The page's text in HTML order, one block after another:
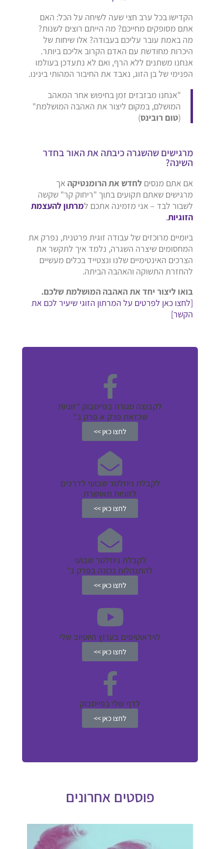
הקדישו בכל ערב חצי שעה לשיחה על הכל: האם
אתם מסופקים מחייכם? מה הייתם רוצים לשנות?
מה באמת עובר עליכם בעבודה? אלו שיחות של
היכרות מחודשת עם האדם הקרוב אליכם ביותר.
אנחנו משתנים ללא הרף, ואם לא נתעדכן בעולמו
הפנימי של בן הזוג, נאבד את החיבור המהותי בינינו.
"אנחנו מבזבזים זמן בחיפוש אחר המאהב
המושלם, במקום ליצור את האהבה המושלמת"
(טום רובינס)
מרגישים שהשגרה כיבתה את האור בחדר
השינה?
אם אתם מנסים לחדש את הרומנטיקה אך
מרגישים שאתם תקועים בתוך "ריחוק קר" שקשה
לשבור לבד – אני מזמינה אתכם למרתון להעצמת
הזוגיות.
ביומיים מרוכזים של עבודה זוגית פרטנית, נפרק את
המחסומים שיצרה השגרה, נלמד איך לתקשר את
הצרכים האינטימיים שלנו ונצטייד בכלים מעשיים
להחזרת התשוקה והאהבה הביתה.
בואו ליצור יחד את האהבה המושלמת שלכם.
[לחצו כאן לפרטים על המרתון הזוגי שיעיר לכם את
הקשר]
לקבוצה סגורה בפייסבוק "זוגיות
שכזאת פרק א פרק ב"
לחצו כאן >>
לקבלת ניוזלטר שבועי לדרכים
לזוגיות מאושרת
לחצו כאן >>
לקבלת ניוזלטר שבועי
להתנהלות נכונה בפרק ב'
לחצו כאן >>
לוידאוטיפים בערוץ היוטיוב שלי
לחצו כאן >>
לדף שלי בפייסבוק
לחצו כאן >>
פוסטים אחרונים